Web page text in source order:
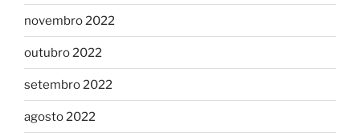
novembro 2022
outubro 2022
setembro 2022
agosto 2022